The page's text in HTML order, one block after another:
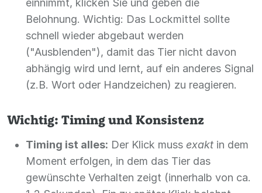
einnimmt, klicken Sie und geben die
Belohnung. Wichtig: Das Lockmittel sollte
schnell wieder abgebaut werden
("Ausblenden"), damit das Tier nicht davon
abhängig wird und lernt, auf ein anderes Signal
(z.B. Wort oder Handzeichen) zu reagieren.
Wichtig: Timing und Konsistenz
Timing ist alles: Der Klick muss exakt in dem
Moment erfolgen, in dem das Tier das
gewünschte Verhalten zeigt (innerhalb von ca.